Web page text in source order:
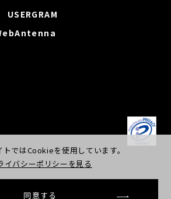
USERGRAM
ポリシー © beBit, Inc
ではCookieを使用しています。
イバシーポリシーを見る
同意する